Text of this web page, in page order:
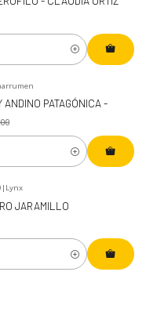
PATAGÓNICA -
| Lynx
JARAMILLO